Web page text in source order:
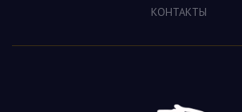
КОНТАКТЫ